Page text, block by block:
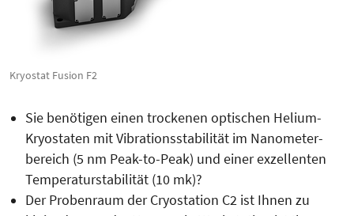
Kryostat Fusion F2
Sie benötigen einen trockenen optischen Helium-
Kryostaten mit Vi­bra­tionsstabilität im Nano­meter­
bereich (5 nm Peak-to-Peak) und einer exzellenten
Temperatur­sta­bilität (10 mk)?
Der Proben­raum der Cryostation C2 ist Ihnen zu